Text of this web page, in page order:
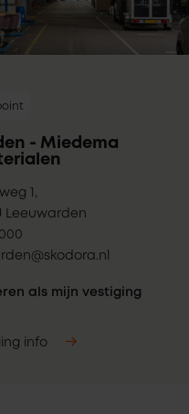
- Miedema
1,
Leeuwarden
als mijn vestiging
info